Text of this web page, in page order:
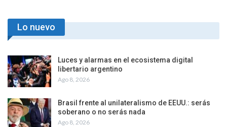
Lo nuevo
Luces y alarmas en el ecosistema digital
libertario argentino
Ago 8, 2026
Brasil frente al unilateralismo de EEUU.: serás
soberano o no serás nada
Ago 8, 2026